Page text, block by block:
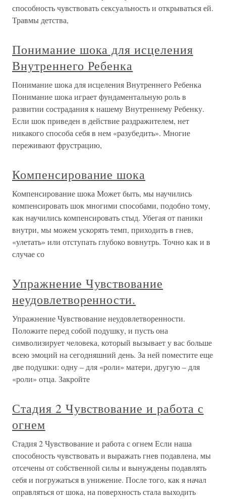
способность чувствовать сексуальность и открываться ей.
Травмы детства,
Понимание шока для исцеления
Внутреннего Ребенка
Понимание шока для исцеления Внутреннего Ребенка
Понимание шока играет фундаментальную роль в
развитии сострадания к нашему Внутреннему Ребенку.
Если шок приведен в действие раздражителем, нет
никакого способа себя в нем «разубедить». Многие
переживают фрустрацию,
Компенсирование шока
Компенсирование шока Может быть, мы научились
компенсировать шок многими способами, подобно тому,
как научились компенсировать стыд. Убегая от паники
внутри, мы можем ускорять темп, приходить в гнев,
«улетать» или отступать глубоко вовнутрь. Точно как и в
случае со
Упражнение Чувствование
неудовлетворенности.
Упражнение Чувствование неудовлетворенности.
Положите перед собой подушку, и пусть она
символизирует человека, который вызывает у вас больше
всею эмоций на сегодняшний день. За ней поместите еще
две подушки: одну – для «роли» матери, другую – для
«роли» отца. Закройте
Стадия 2 Чувствование и работа с
огнем
Стадия 2 Чувствование и работа с огнем Если наша
способность чувствовать и выражать гнев подавлена, мы
отсечены от собственной силы и вынуждены подавлять
себя и погружаться в унижение. После того, как я начал
оправляться от шока, на поверхность стала выходить